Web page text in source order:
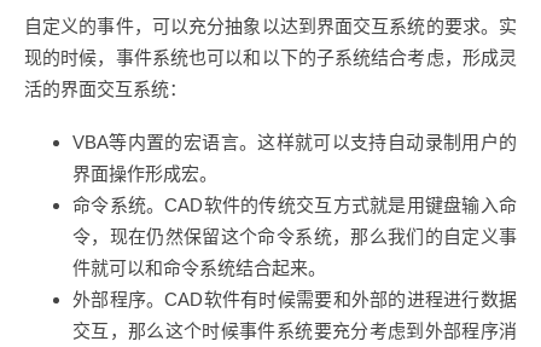
自定义的事件，可以充分抽象以达到界面交互系统的要求。实
现的时候，事件系统也可以和以下的子系统结合考虑，形成灵
活的界面交互系统：
VBA等内置的宏语言。这样就可以支持自动录制用户的
界面操作形成宏。
命令系统。CAD软件的传统交互方式就是用键盘输入命
令，现在仍然保留这个命令系统，那么我们的自定义事
件就可以和命令系统结合起来。
外部程序。CAD软件有时候需要和外部的进程进行数据
交互，那么这个时候事件系统要充分考虑到外部程序消